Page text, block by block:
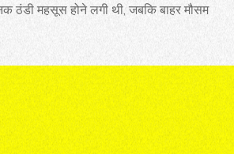
ठंडी महसूस होने लगी थी, जबकि बाहर मौसम